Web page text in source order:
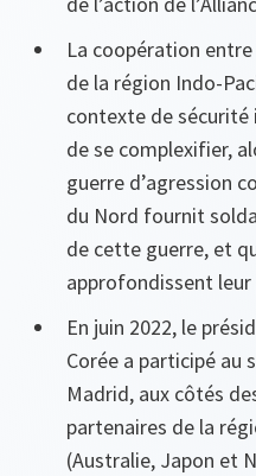
La coopération
de la région Indo-
contexte de sécurité
de se complexifier,
guerre d’agression
du Nord fournit
de cette guerre, et
approfondissent
En juin 2022, le
Corée a participé au
Madrid, aux côtés
partenaires de la
(Australie, Japon et